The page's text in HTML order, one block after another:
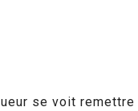
se voit